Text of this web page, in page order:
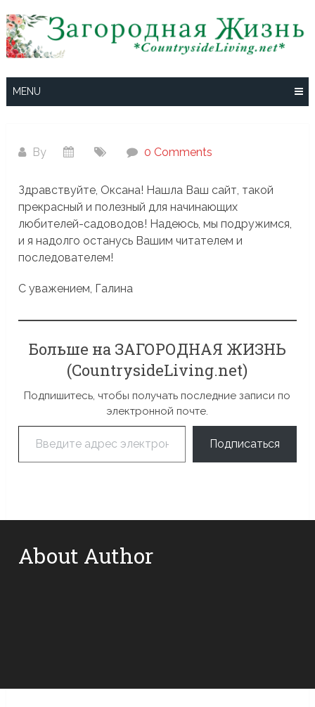
to
content
MENU
By 0 Comments
Здравствуйте, Оксана! Нашла Ваш сайт, такой
прекрасный и полезный для начинающих
любителей-садоводов! Надеюсь, мы подружимся,
и я надолго останусь Вашим читателем и
последователем!
С уважением, Галина
Больше на ЗАГОРОДНАЯ ЖИЗНЬ
(CountrysideLiving.net)
Подпишитесь, чтобы получать последние записи по
электронной почте.
Введите адрес электронной почты…
Подписаться
About Author